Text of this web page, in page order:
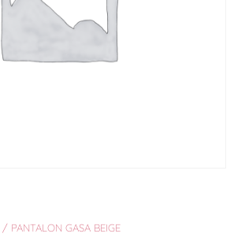
/ PANTALON GASA BEIGE